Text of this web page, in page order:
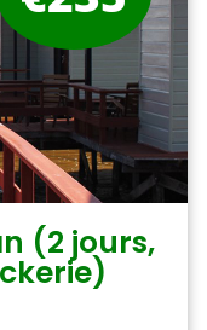
(2 jours,